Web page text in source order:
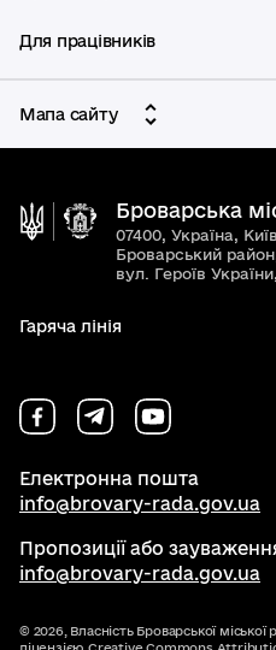
Для працівників
Мапа сайту
Броварська
07400, Україна,
Броварський
вул. Героїв
Гаряча лінія
Електронна пошта
info@brovary-rada.gov.ua
Пропозиції або
info@brovary-rada.gov.ua
© 2026, Власність Броварської